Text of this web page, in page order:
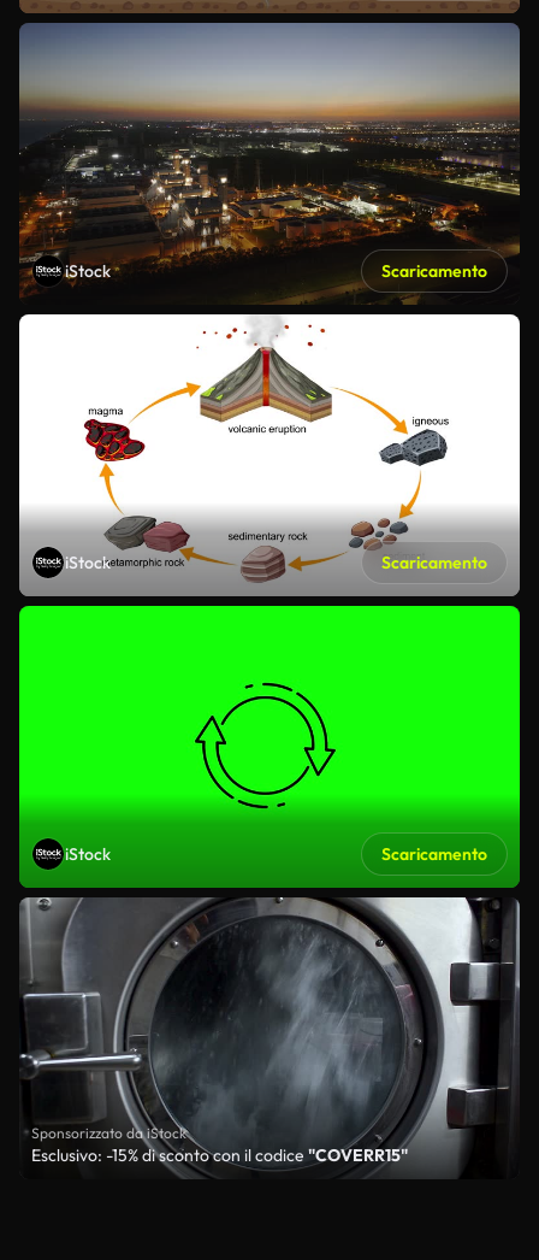
iStock Scaricamento
iStock Scaricamento
iStock Scaricamento
Sponsorizzato da iStock
Esclusivo: -15% di sconto con il codice "COVERR15"